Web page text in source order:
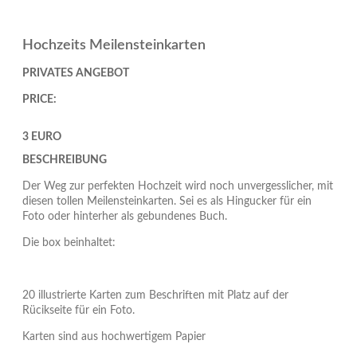
Hochzeits Meilensteinkarten
PRIVATES ANGEBOT
PRICE:
3 EURO
BESCHREIBUNG
Der Weg zur perfekten Hochzeit wird noch unvergesslicher, mit
diesen tollen Meilensteinkarten. Sei es als Hingucker für ein
Foto oder hinterher als gebundenes Buch.
Die box beinhaltet:
20 illustrierte Karten zum Beschriften mit Platz auf der
Rücikseite für ein Foto.
Karten sind aus hochwertigem Papier